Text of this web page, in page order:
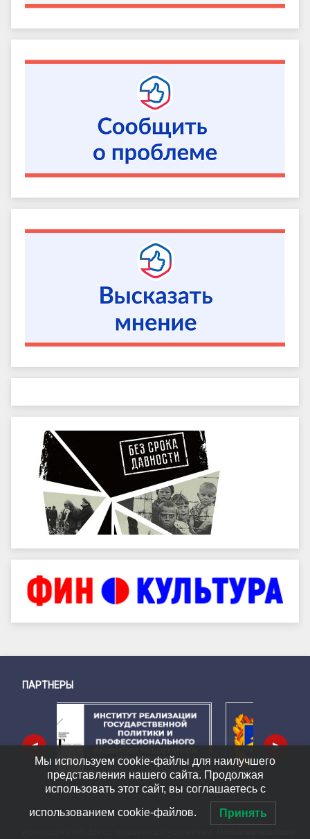
Снизу
ПАРТНЕРЫ
< >
Мы используем cookie-файлы для наилучшего
представления нашего сайта. Продолжая
использовать этот сайт, вы соглашаетесь с
использованием cookie-файлов. Принять